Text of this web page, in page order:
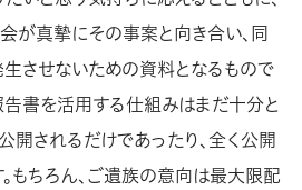
が真摯にその事案と向き合い、同
させないための資料となるもので
告書を活用する仕組みはまだ十分と
開されるだけであったり、全く公開
もちろん、ご遺族の意向は最大限配